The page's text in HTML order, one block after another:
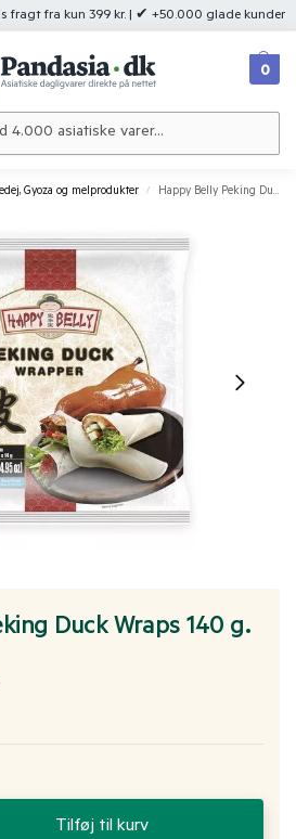
fragt fra kun 399 kr. | ✔ +50.000 glade kunder
0
Gyoza og melprodukter / Happy Belly Peking Duck Wraps 140 g.
Duck Wraps 140 g.
Tilføj til kurv